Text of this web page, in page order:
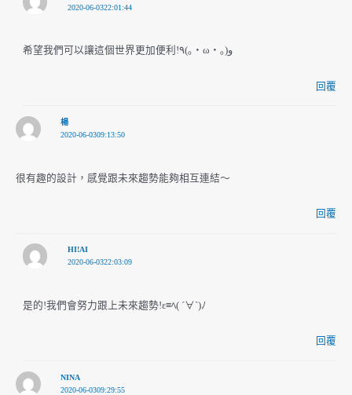
2020-06-0322:01:44
希望我們可以讓這個世界更加便利!٩(｡・ω・｡) و
回覆
楊
2020-06-0309:13:50
很有趣的設計，感覺跟未來趨勢能夠相互連結～
回覆
HI!AI
2020-06-0322:03:09
是的!我們會努力跟上未來趨勢!ε≡ﾍ( ´∀`)ﾉ
回覆
NINA
2020-06-0309:29:55